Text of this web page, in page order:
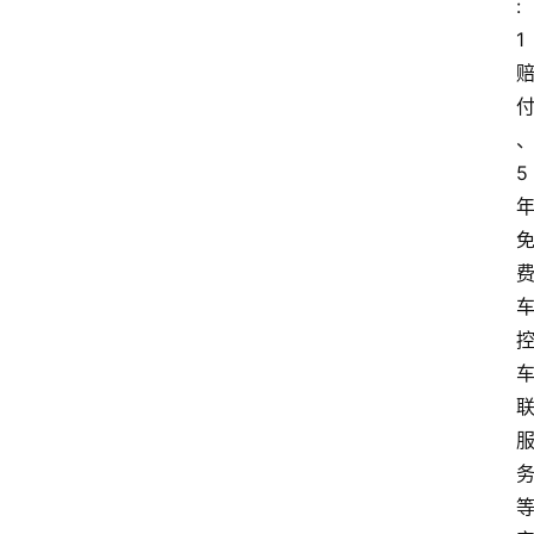
:
1
赔
付
、
5
年
免
费
车
控
车
联
服
务
等